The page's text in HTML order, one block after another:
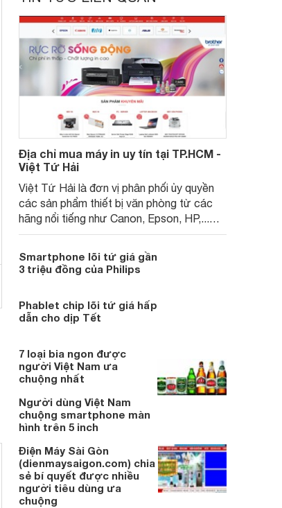
Địa chỉ mua máy in uy tín tại TP.HCM -
Việt Tứ Hải
Việt Tứ Hải là đơn vị phân phối ủy quyền
các sản phẩm thiết bị văn phòng từ các
hãng nổi tiếng như Canon, Epson, HP,...
với mức giá vô cùng cạnh tranh.
Smartphone lõi tứ giá gần
3 triệu đồng của Philips
Phablet chip lõi tứ giá hấp
dẫn cho dịp Tết
7 loại bia ngon được
người Việt Nam ưa
chuộng nhất
Người dùng Việt Nam
chuộng smartphone màn
hình trên 5 inch
Điện Máy Sài Gòn
(dienmaysaigon.com) chia
sẻ bí quyết được nhiều
người tiêu dùng ưa
chuộng